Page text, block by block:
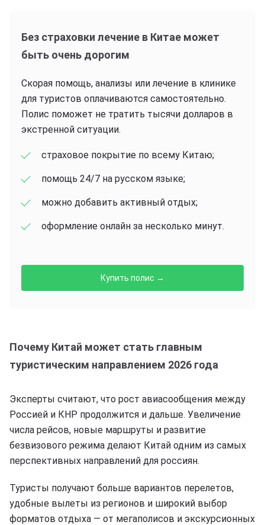
Без страховки лечение в Китае может
быть очень дорогим
Скорая помощь, анализы или лечение в клинике
для туристов оплачиваются самостоятельно.
Полис поможет не тратить тысячи долларов в
экстренной ситуации.
страховое покрытие по всему Китаю;
помощь 24/7 на русском языке;
можно добавить активный отдых;
оформление онлайн за несколько минут.
Купить полис →
Почему Китай может стать главным
туристическим направлением 2026 года
Эксперты считают, что рост авиасообщения между
Россией и КНР продолжится и дальше. Увеличение
числа рейсов, новые маршруты и развитие
безвизового режима делают Китай одним из самых
перспективных направлений для россиян.
Туристы получают больше вариантов перелетов,
удобные вылеты из регионов и широкий выбор
форматов отдыха — от мегаполисов и экскурсионных